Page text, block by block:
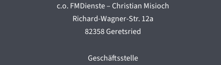
c.o. FMDienste – Christian Misioch
Richard-Wagner-Str. 12a
82358 Geretsried
Geschäftsstelle